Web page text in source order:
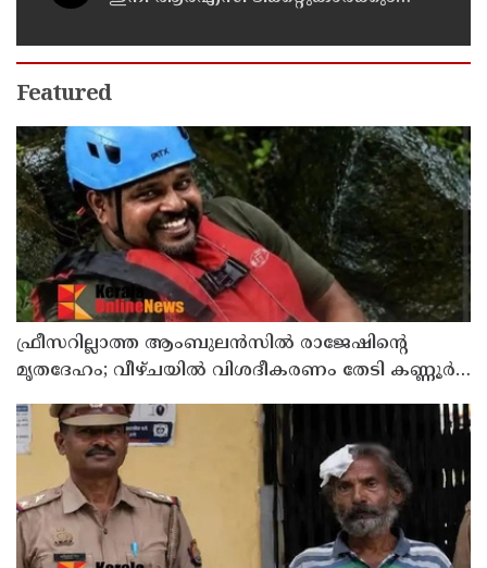
Featured
ഫ്രീസറില്ലാത്ത ആംബുലൻസിൽ രാജേഷിൻ്റെ
മൃതദേഹം; വീഴ്ചയിൽ വിശദീകരണം തേടി കണ്ണൂർ